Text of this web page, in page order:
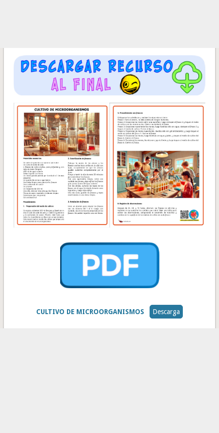
CULTIVO DE MICROORGANISMOS Descarga